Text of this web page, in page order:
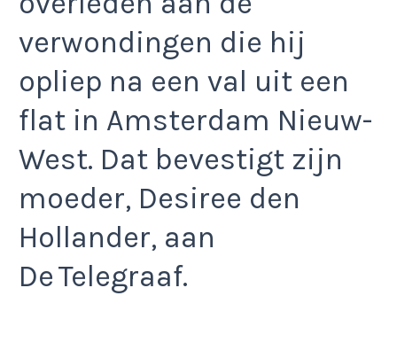
verwondingen die hij
opliep na een val uit een
flat in Amsterdam Nieuw-
West. Dat bevestigt zijn
moeder, Desiree den
Hollander, aan
De Telegraaf.